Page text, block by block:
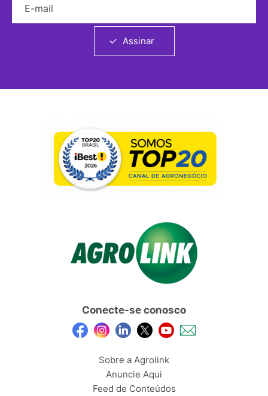
Assinar
Conecte-se conosco
Sobre a Agrolink
Anuncie Aqui
Feed de Conteúdos